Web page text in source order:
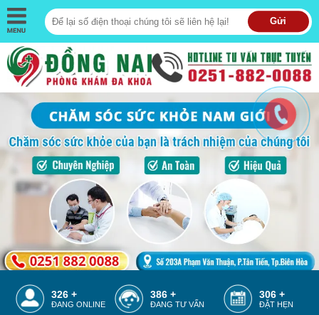
Gửi
387 +
ĐANG ONLINE
447 +
ĐANG TƯ VẤN
367 +
ĐẶT HẸN